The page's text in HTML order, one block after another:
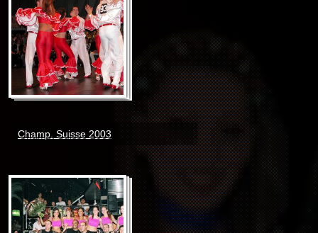
Champ. Suisse 2003